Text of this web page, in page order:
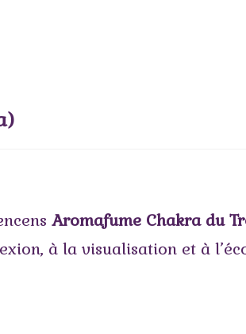
Aromafume Chakra du
à la visualisation et à